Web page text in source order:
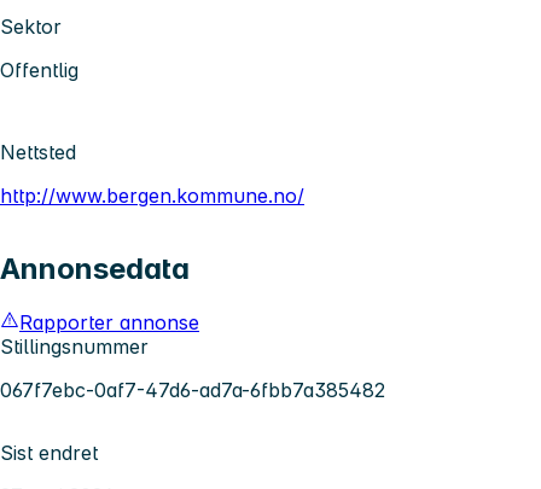
Sektor
Offentlig
Nettsted
http://www.bergen.kommune.no/
Annonsedata
Rapporter annonse
Stillingsnummer
067f7ebc-0af7-47d6-ad7a-6fbb7a385482
Sist endret